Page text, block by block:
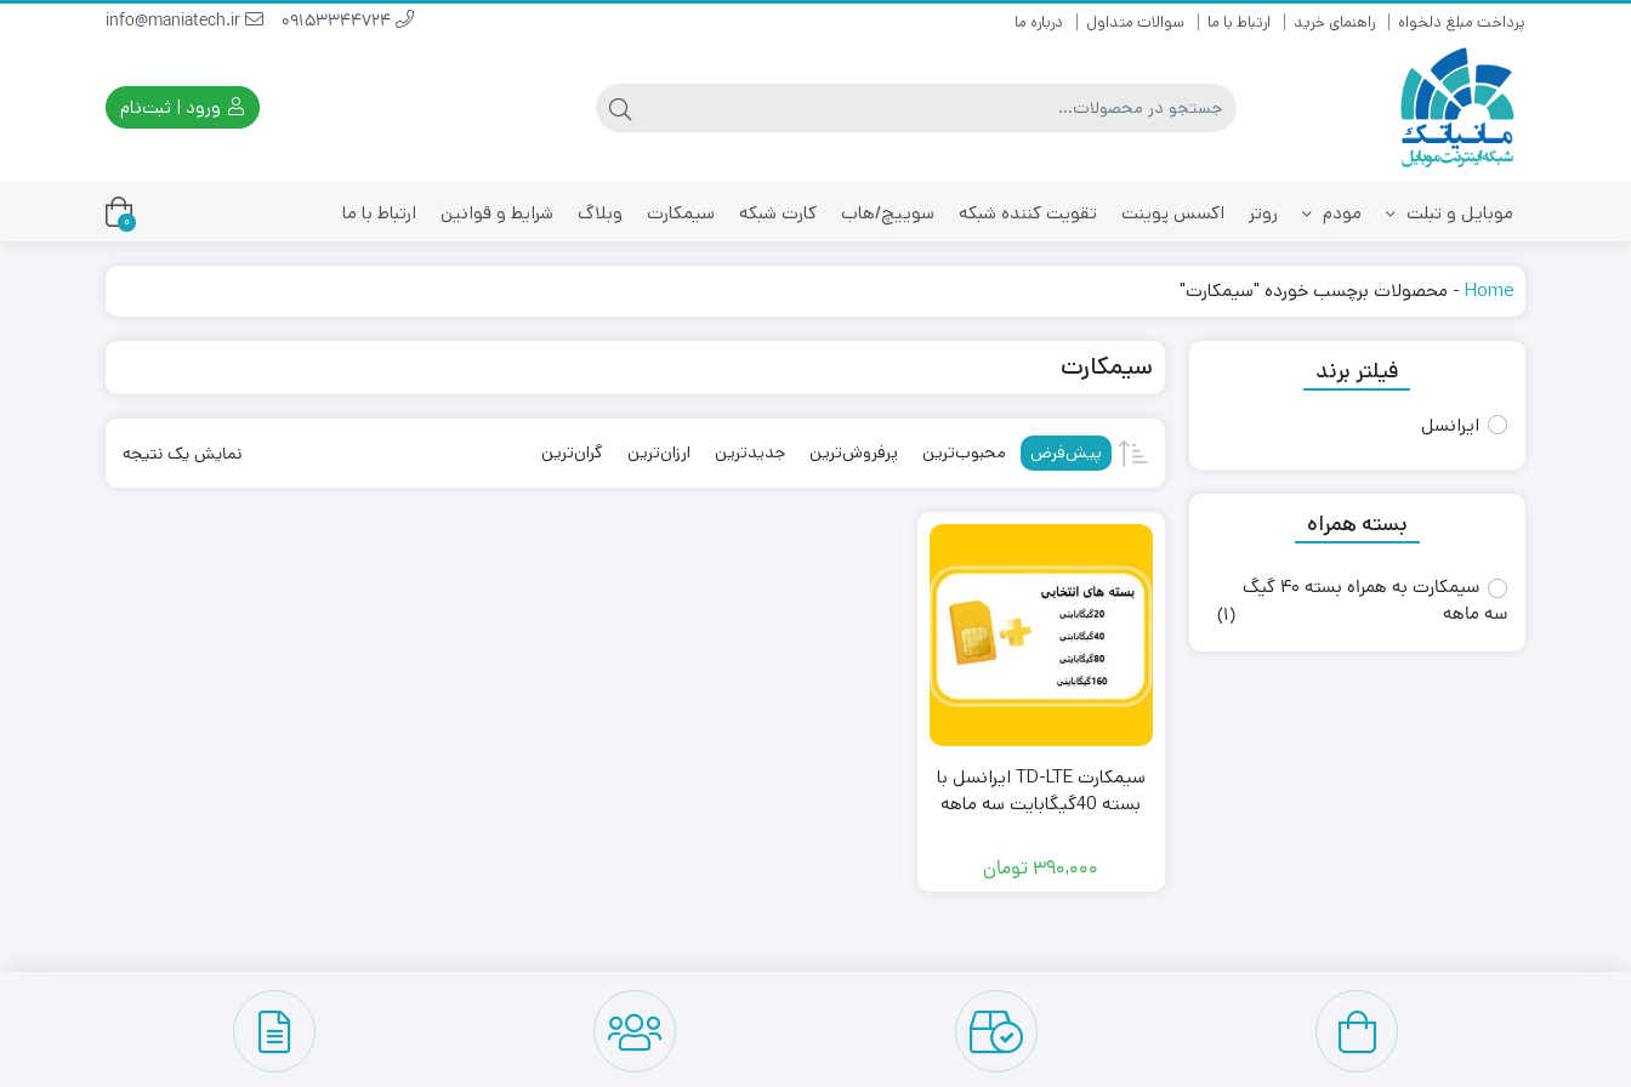
پرداخت مبلغ دلخواه راهنمای خرید ارتباط با ما سوالات متداول درباره ما
ورود | ثبت‌نام
موبایل و تبلت مودم روتر اکسس پوینت تقویت کننده شبکه سوییچ/هاب کارت شبکه سیمکارت وبلاگ شرایط و قوانین ارتباط با ما 0
Home
- محصولات برچسب خورده "سیمکارت"
سیمکارت
پیش‌فرض محبوب‌ترین پرفروش‌ترین جدیدترین ارزان‌ترین گران‌ترین نمایش یک نتیجه
سیمکارت TD-LTE ایرانسل با
بسته 40گیگابایت سه ماهه
۳۹۰,۰۰۰ تومان
فیلتر برند
ایرانسل
بسته همراه
سیمکارت به همراه بسته 40 گیگ
سه ماهه
(1)